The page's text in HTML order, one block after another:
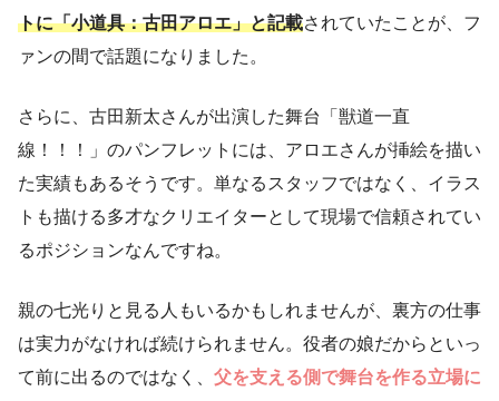
トに「小道具：古田アロエ」と記載されていたことが、フ
ァンの間で話題になりました。
さらに、古田新太さんが出演した舞台「獣道一直
線！！！」のパンフレットには、アロエさんが挿絵を描い
た実績もあるそうです。単なるスタッフではなく、イラス
トも描ける多才なクリエイターとして現場で信頼されてい
るポジションなんですね。
親の七光りと見る人もいるかもしれませんが、裏方の仕事
は実力がなければ続けられません。役者の娘だからといっ
て前に出るのではなく、 父を支える側で舞台を作る立場に